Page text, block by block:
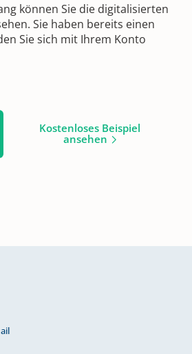
können Sie die digitalisierten
Sie haben bereits einen
Sie sich mit Ihrem Konto
Kostenloses Beispiel
ansehen